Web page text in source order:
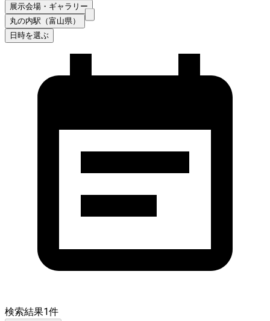
展示会場・ギャラリー
丸の内駅（富山県）
日時を選ぶ
検索結果1件